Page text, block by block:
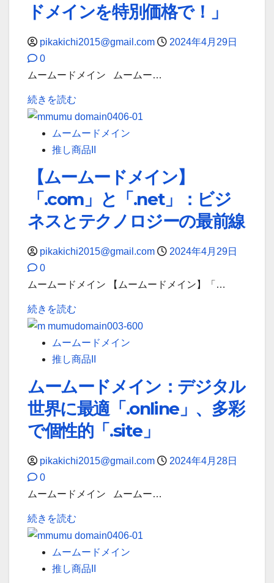
ー
ク
も
心、
ム
ー
ド
メ
イ
ン
が
っ
り
ポ
ト！
つ
い
て
詳
む
ドメインを特別価格で！」
pikakichi2015@gmail.com
2024年4月29日
0
ムームードメイン ムームー…
続きを読む
ー
ム
ー
メ
イ
ン
「4/30
最
日、
い
始
ま
に
最
適
ド
イ
別
ムームードメイン
推し商品II
【ムームードメイン】
「.com」と「.net」：ビジ
ネスとテクノロジーの最前線
pikakichi2015@gmail.com
2024年4月29日
0
ムームードメイン 【ムームードメイン】「…
続きを読む
ー
ム
ー
メ
イ
ン】
「.com」
と
ビ
ス
と
テ
ムームードメイン
推し商品II
ムームードメイン：デジタル
世界に最適「.online」、多彩
で個性的「.site」
pikakichi2015@gmail.com
2024年4月28日
0
ムームードメイン ムームー…
続きを読む
ー
ム
ー
ムームードメイン
推し商品II